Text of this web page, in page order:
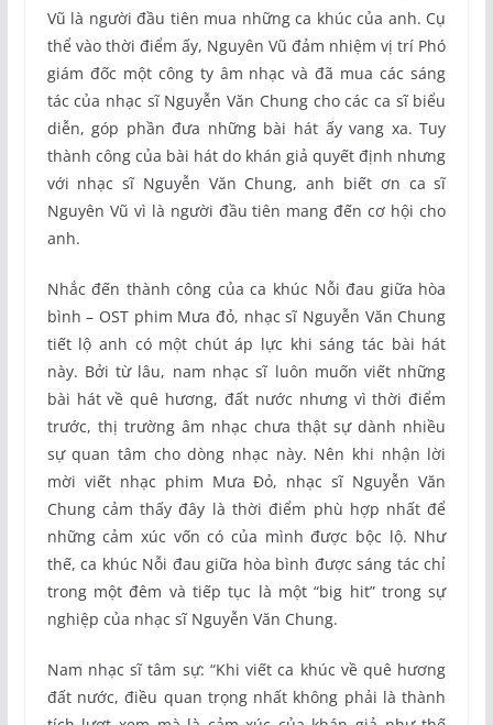
Vũ là người đầu tiên mua những ca khúc của anh. Cụ
thể vào thời điểm ấy, Nguyên Vũ đảm nhiệm vị trí Phó
giám đốc một công ty âm nhạc và đã mua các sáng
tác của nhạc sĩ Nguyễn Văn Chung cho các ca sĩ biểu
diễn, góp phần đưa những bài hát ấy vang xa. Tuy
thành công của bài hát do khán giả quyết định nhưng
với nhạc sĩ Nguyễn Văn Chung, anh biết ơn ca sĩ
Nguyên Vũ vì là người đầu tiên mang đến cơ hội cho
anh.
Nhắc đến thành công của ca khúc Nỗi đau giữa hòa
bình – OST phim Mưa đỏ, nhạc sĩ Nguyễn Văn Chung
tiết lộ anh có một chút áp lực khi sáng tác bài hát
này. Bởi từ lâu, nam nhạc sĩ luôn muốn viết những
bài hát về quê hương, đất nước nhưng vì thời điểm
trước, thị trường âm nhạc chưa thật sự dành nhiều
sự quan tâm cho dòng nhạc này. Nên khi nhận lời
mời viết nhạc phim Mưa Đỏ, nhạc sĩ Nguyễn Văn
Chung cảm thấy đây là thời điểm phù hợp nhất để
những cảm xúc vốn có của mình được bộc lộ. Như
thế, ca khúc Nỗi đau giữa hòa bình được sáng tác chỉ
trong một đêm và tiếp tục là một “big hit” trong sự
nghiệp của nhạc sĩ Nguyễn Văn Chung.
Nam nhạc sĩ tâm sự: “Khi viết ca khúc về quê hương
đất nước, điều quan trọng nhất không phải là thành